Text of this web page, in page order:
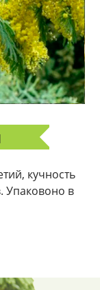
кучность
Упаковоно в